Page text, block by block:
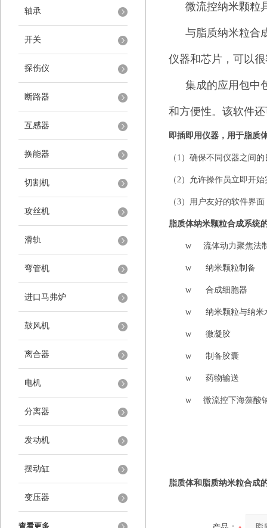
轴承
开关
探伤仪
断路器
互感器
换能器
切割机
攻丝机
滑轨
弯管机
进口马弗炉
鼓风机
离合器
电机
分离器
发动机
摆动缸
变压器
查看更多
微流控纳米颗粒
与脂质纳米粒合
仪器和芯片，可以
集成的应用包中
和方便性。该软件
即插即用仪器，用于脂质
（ 1 ）确保不同仪器之间
（2）允许操作员立即开始
（3）用户友好的软件界
脂质体纳米颗粒合成系统
w 流体动力聚焦法
w 纳米颗粒制备
w 合成细胞器
w 纳米颗粒与纳米
w 微凝胶
w 制备胶囊
w 药物输送
w 微流控下海藻酸
脂质体和脂质纳米粒合成